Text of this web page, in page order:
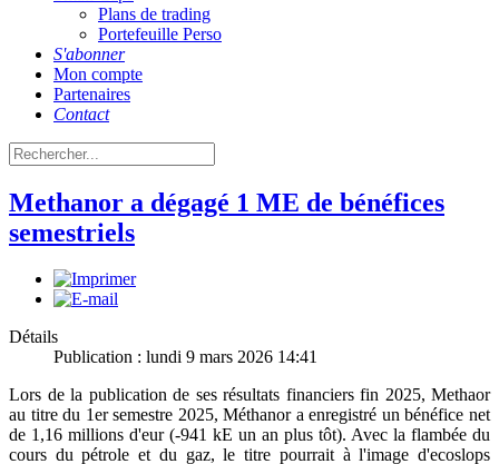
Plans de trading
Portefeuille Perso
S'abonner
Mon compte
Partenaires
Contact
Methanor a dégagé 1 ME de bénéfices
semestriels
Détails
Publication : lundi 9 mars 2026 14:41
Lors de la publication de ses résultats financiers fin 2025, Methaor
au titre du 1er semestre 2025, Méthanor a enregistré un bénéfice net
de 1,16 millions d'eur (-941 kE un an plus tôt). Avec la flambée du
cours du pétrole et du gaz, le titre pourrait à l'image d'ecoslops